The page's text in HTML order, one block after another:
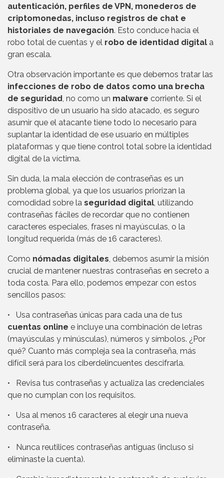
autenticación, perfiles de VPN, monederos de
criptomonedas, incluso registros de chat e
historiales de navegación. Esto conduce hacia el
robo total de cuentas y el robo de identidad digital a
gran escala.
Otra observación importante es que debemos tratar las
infecciones de robo de datos como una brecha
de seguridad, no como un malware corriente. Si el
dispositivo de un usuario ha sido atacado, es seguro
asumir que el atacante tiene todo lo necesario para
suplantar la identidad de ese usuario en múltiples
plataformas y que tiene control total sobre la identidad
digital de la víctima.
Sin duda, la mala elección de contraseñas es un
problema global, ya que los usuarios priorizan la
comodidad sobre la seguridad digital, utilizando
contraseñas fáciles de recordar que no contienen
caracteres especiales, frases ni mayúsculas, o la
longitud requerida (más de 16 caracteres).
Como nómadas digitales, debemos asumir la misión
crucial de mantener nuestras contraseñas en secreto a
toda costa. Para ello, podemos empezar con estos
sencillos pasos:
• Usa contraseñas únicas para cada una de tus
cuentas online e incluye una combinación de letras
(mayúsculas y minúsculas), números y símbolos. ¿Por
qué? Cuanto más compleja sea la contraseña, más
difícil será para los ciberdelincuentes descifrarla.
• Revisa tus contraseñas y actualiza las credenciales
que no cumplan con los requisitos.
• Usa al menos 16 caracteres al elegir una nueva
contraseña.
• Nunca reutilices contraseñas antiguas (incluso si
eliminaste la cuenta).